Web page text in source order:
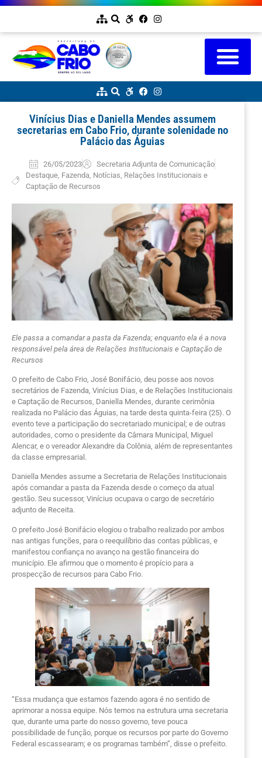
Vinícius Dias e Daniella Mendes assumem
secretarias em Cabo Frio, durante solenidade no
Palácio das Águias
26/05/2023
Secretaria Adjunta de Comunicação
Destaque, Fazenda Notícias Relações Institucionais e
Captação de Recursos
Ele passa a comandar a pasta da Fazenda; enquanto ela é a nova
responsável pela área de Relações Institucionais e Captação de
Recursos
O prefeito de Cabo Frio, José Bonifácio, deu posse aos novos
secretários de Fazenda, Vinícius Dias, e de Relações Institucionais
e Captação de Recursos, Daniella Mendes, durante cerimônia
realizada no Palácio das Águias, na tarde desta quinta-feira (25). O
evento teve a participação do secretariado municipal; e de outras
autoridades, como o presidente da Câmara Municipal, Miguel
Alencar, e o vereador Alexandre da Colônia, além de representantes
da classe empresarial.
Daniella Mendes assume a Secretaria de Relações Institucionais
após comandar a pasta da Fazenda desde o começo da atual
gestão. Seu sucessor, Vinícius ocupava o cargo de secretário
adjunto de Receita.
O prefeito José Bonifácio elogiou o trabalho realizado por ambos
nas antigas funções, para o reequilíbrio das contas públicas, e
manifestou confiança no avanço na gestão financeira do
município. Ele afirmou que o momento é propício para a
prospecção de recursos para Cabo Frio.
“Essa mudança que estamos fazendo agora é no sentido de
aprimorar a nossa equipe. Nós temos na estrutura uma secretaria
que, durante uma parte do nosso governo, teve pouca
possibilidade de função, porque os recursos por parte do Governo
Federal escassearam; e os programas também”, disse o prefeito.